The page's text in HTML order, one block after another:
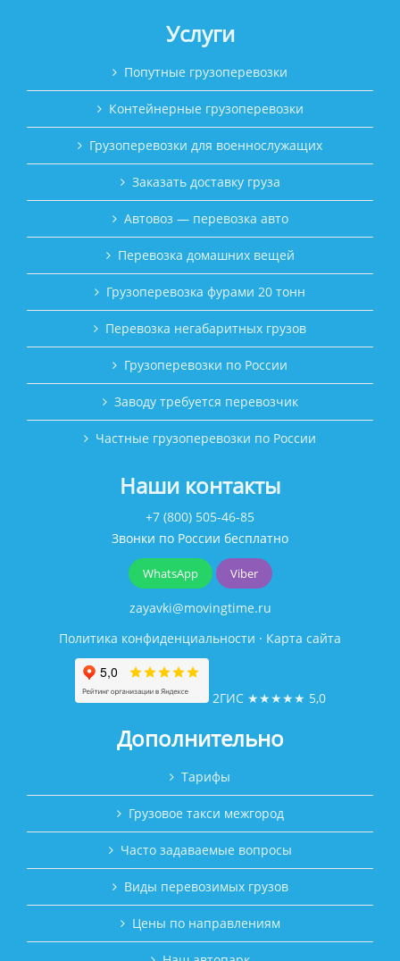
Услуги
Попутные грузоперевозки
Контейнерные грузоперевозки
Грузоперевозки для военнослужащих
Заказать доставку груза
Автовоз — перевозка авто
Перевозка домашних вещей
Грузоперевозка фурами 20 тонн
Перевозка негабаритных грузов
Грузоперевозки по России
Заводу требуется перевозчик
Частные грузоперевозки по России
Наши контакты
+7 (800) 505-46-85
Звонки по России бесплатно
WhatsApp Viber
zayavki@movingtime.ru
Политика конфиденциальности · Карта сайта
2ГИС ★★★★★ 5,0
Дополнительно
Тарифы
Грузовое такси межгород
Часто задаваемые вопросы
Виды перевозимых грузов
Цены по направлениям